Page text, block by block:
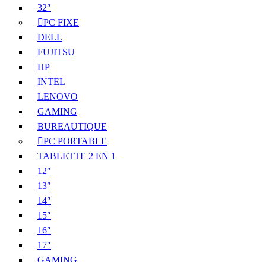
32″
PC FIXE
DELL
FUJITSU
HP
INTEL
LENOVO
GAMING
BUREAUTIQUE
PC PORTABLE
TABLETTE 2 EN 1
12″
13″
14″
15″
16″
17″
GAMING